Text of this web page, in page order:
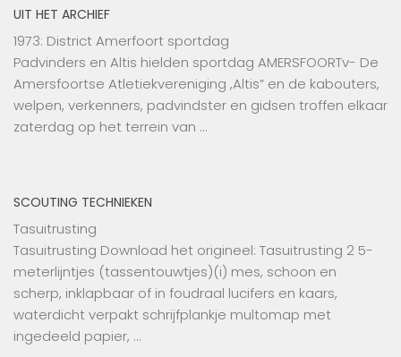
UIT HET ARCHIEF
1973: District Amerfoort sportdag
Padvinders en Altis hielden sportdag AMERSFOORTv- De
Amersfoortse Atletiekvereniging ,Altis” en de kabouters,
welpen, verkenners, padvindster en gidsen troffen elkaar
zaterdag op het terrein van …
SCOUTING TECHNIEKEN
Tasuitrusting
Tasuitrusting Download het origineel: Tasuitrusting 2 5-
meterlijntjes (tassentouwtjes)(i) mes, schoon en
scherp, inklapbaar of in foudraal lucifers en kaars,
waterdicht verpakt schrijfplankje multomap met
ingedeeld papier, …